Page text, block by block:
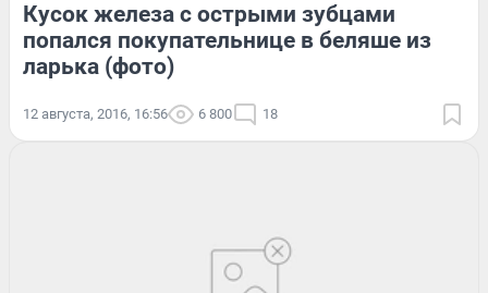
Кусок железа с острыми зубцами
попался покупательнице в беляше из
ларька (фото)
12 августа, 2016, 16:56 6 800 18